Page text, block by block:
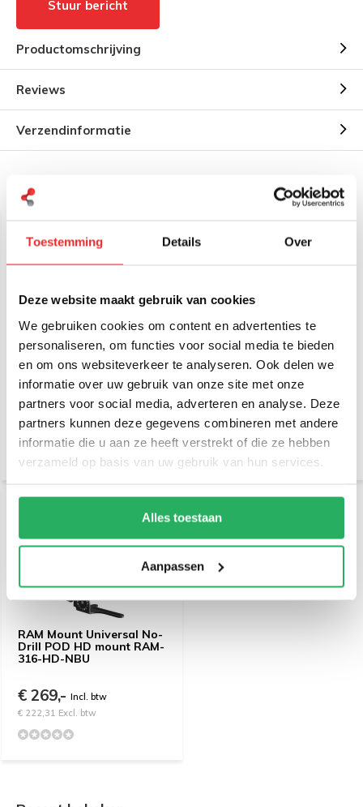
Toestemming Details Over
Deze website maakt gebruik van cookies
We gebruiken cookies om content en advertenties te
personaliseren, om functies voor social media te bieden
en om ons websiteverkeer te analyseren. Ook delen we
informatie over uw gebruik van onze site met onze
partners voor social media, adverteren en analyse. Deze
partners kunnen deze gegevens combineren met andere
informatie die u aan ze heeft verstrekt of die ze hebben
verzameld op basis van uw gebruik van hun services.
Alles toestaan
Aanpassen
Stuur bericht
Productomschrijving
Reviews
Verzendinformatie
Gerelateerde producten
RAM Mount 4 inch
buisklem set C-kogel en
klemhouder RAM-101U-
247-4
€ 119,95
€ 99,13 Excl. btw
RAM Mount Klemhouder
kort aluminium met 2 C-
kogels
€ 77,95
RAM Mount Universal No-
Drill POD HD mount RAM-
316-HD-NBU
€ 269,- Incl. btw
€ 222,31 Excl. btw